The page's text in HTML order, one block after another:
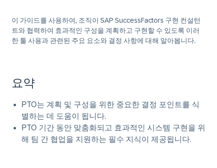
이 가이드를 사용하여, 조직이 SAP SuccessFactors 구현 컨설턴
트와 협력하여 효과적인 구성을 계획하고 구현할 수 있도록 이러
한 툴 사용과 관련된 주요 요소와 결정 사항에 대해 알아봅니다.
요약
PTO는 계획 및 구성을 위한 중요한 결정 포인트를 식
별하는 데 도움이 됩니다.
PTO 기간 동안 맞춤화되고 효과적인 시스템 구현을 위
해 팀 간 협업을 지원하는 필수 지식이 제공됩니다.